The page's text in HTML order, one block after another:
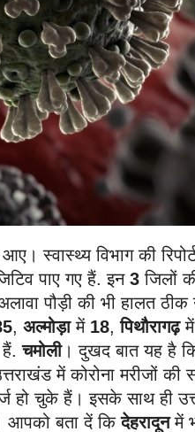
स्वास्थ्य विभाग की
पाए गए हैं. इन 3 जिलों
पौड़ी की भी हालत
, अल्मोड़ामें 18,पिथौरागढ़में
हैं.चमोली। दुखद बात यह है
में कोरोना मरीजों की
हो चुके हैं। इसके साथ ही
आपको बता दें किदेहरादूनमें